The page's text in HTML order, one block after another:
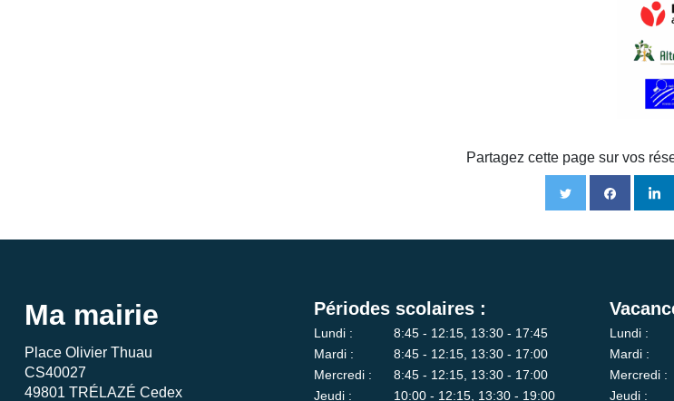
Partagez cette page sur vos
Ma mairie
Place Olivier Thuau
CS40027
49801 TRÉLAZÉ Cedex
Périodes scolaires :
Lundi :
8:45 - 12:15, 13:30 - 17:45
Mardi :
8:45 - 12:15, 13:30 - 17:00
Mercredi :
8:45 - 12:15, 13:30 - 17:00
Jeudi :
10:00 - 12:15, 13:30 - 19:00
Lundi :
Mardi :
Mercredi :
Jeudi :